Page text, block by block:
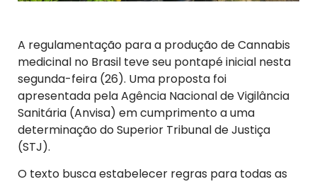
A regulamentação para a produção de Cannabis
medicinal no Brasil teve seu pontapé inicial nesta
segunda-feira (26). Uma proposta foi
apresentada pela Agência Nacional de Vigilância
Sanitária (Anvisa) em cumprimento a uma
determinação do Superior Tribunal de Justiça
(STJ).
O texto busca estabelecer regras para todas as